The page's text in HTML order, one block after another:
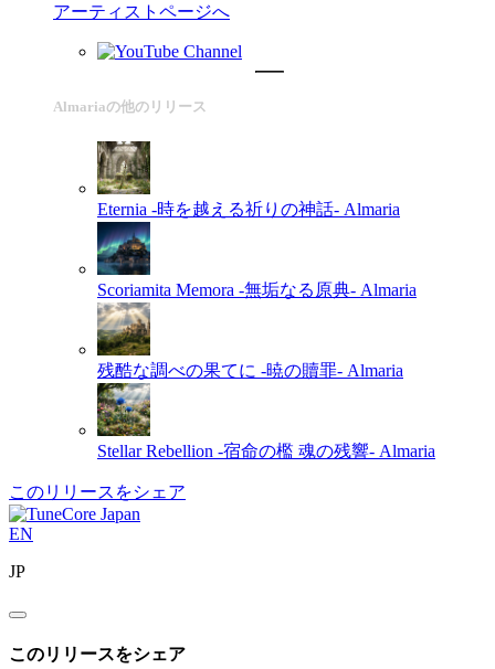
アーティストページへ
Almariaの他のリリース
Eternia -時を越える祈りの神話- Almaria
Scoriamita Memora -無垢なる原典- Almaria
残酷な調べの果てに -暁の贖罪- Almaria
Stellar Rebellion -宿命の檻 魂の残響- Almaria
このリリースをシェア
EN
JP
このリリースをシェア